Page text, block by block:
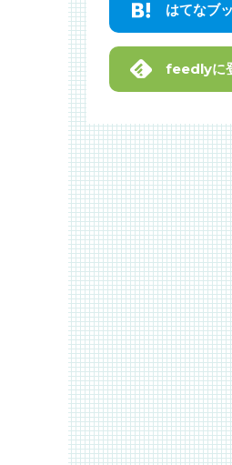
はてなブ
feedlyに